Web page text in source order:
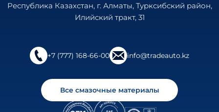
Республика Казахстан, г. Алматы, Турксибский район,
Илийский тракт, 31
+7 (777) 168-66-00 info@tradeauto.kz
Все смазочные материалы